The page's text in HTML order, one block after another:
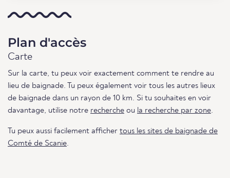
Plan d'accès
Carte
Sur la carte, tu peux voir exactement comment te rendre au
lieu de baignade. Tu peux également voir tous les autres lieux
de baignade dans un rayon de 10 km. Si tu souhaites en voir
davantage, utilise notre recherche ou la recherche par zone.
Tu peux aussi facilement afficher tous les sites de baignade de
Comté de Scanie.